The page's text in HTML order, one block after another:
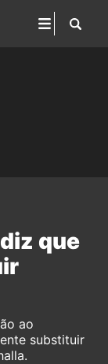
que
ao
substituir